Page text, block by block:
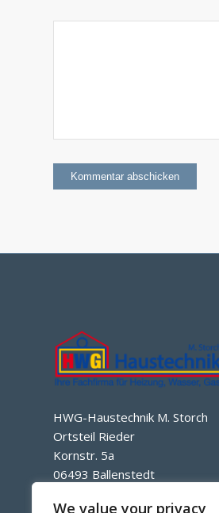
We value your privacy
HWG-Haustechnik M. Storch
Ortsteil Rieder
Kornstr. 5a
06493 Ballenstedt
Tel. : 039485/ 65 11 82